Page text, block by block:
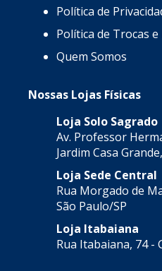
Política de
Política de Trocas
Quem Somos
Nossas Lojas Físicas
Loja Solo Sagrado
Av. Professor
Jardim Casa
Loja Sede Central
Rua Morgado de
São Paulo/SP
Loja Itabaiana
Rua Itabaiana, 74 -